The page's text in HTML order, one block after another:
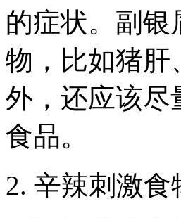
的症状。副银
物，比如猪肝
外，还应该尽
食品。
2. 辛辣刺激食